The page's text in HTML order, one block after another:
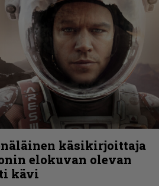
käsikirjoittaja
elokuvan olevan
kävi